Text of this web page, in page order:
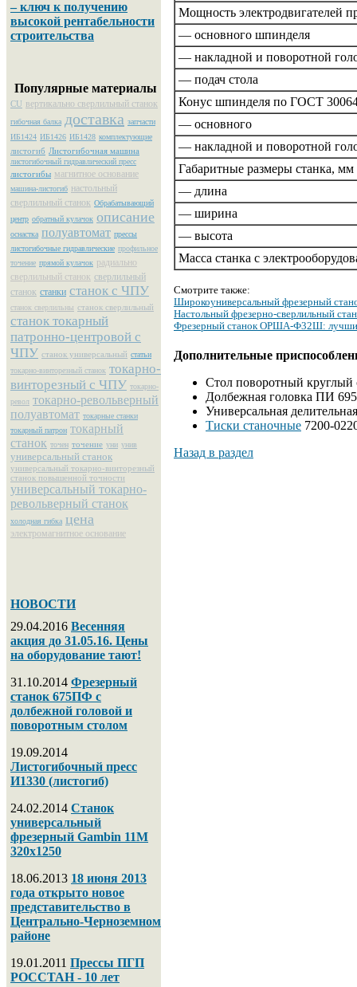
– ключ к получению
высокой рентабельности
строительства
Популярные материалы
CU вертикально сверлильный станок
гибочная балка доставка запчасти
ИБ1424 ИБ1426 ИБ1428 комплектующие
листогиб Листогибочная машина
листогибочный гидравлический пресс
листогибы магнитное основание
машина-листогиб настольный
сверлильный станок Обрабатывающий
центр обратный кулачок описание
оснастка полуавтомат прессы
листогибочные гидравлические профильное
точение прямой кулачок радиально
сверлильный станок сверлильный
станок станки станок с ЧПУ
станок сверлильны станок сверлильный
станок токарный
патронно-центровой с
ЧПУ станок универсальный статьи
токарно-винторезный станок токарно-
винторезный с ЧПУ токарно-
револ токарно-револьверный
полуавтомат токарные станки
токарный патрон токарный
станок точен точение уни унив
универсальный станок
универсальный токарно-винторезный
станок повышенной точности
универсальный токарно-
револьверный станок
холодная гибка цена
электромагнитное основание
НОВОСТИ
29.04.2016 Весенняя
акция до 31.05.16. Цены
на оборудование тают!
31.10.2014 Фрезерный
станок 675ПФ с
долбежной головой и
поворотным столом
19.09.2014
Листогибочный пресс
И1330 (листогиб)
24.02.2014 Станок
универсальный
фрезерный Gambin 11M
320х1250
18.06.2013 18 июня 2013
года открыто новое
представительство в
Центрально-Черноземном
районе
19.01.2011 Прессы ПГП
РОССТАН - 10 лет
Мощность электродвигателей
— основного шпинделя
— накладной и поворотной
— подач стола
Конус шпинделя по ГОСТ
— основного
— накладной и поворотной
Габаритные размеры станка, мм
— длина
— ширина
— высота
Масса станка с
Смотрите также:
Широкоуниверсальный фрезерный
Настольный фрезерно-сверлильный
Фрезерный станок ОРША-Ф32Ш:
Дополнительные
Стол поворотный круглый
Долбежная головка ПИ 695
Универсальная
Тиски станочные 7200-
Назад в раздел